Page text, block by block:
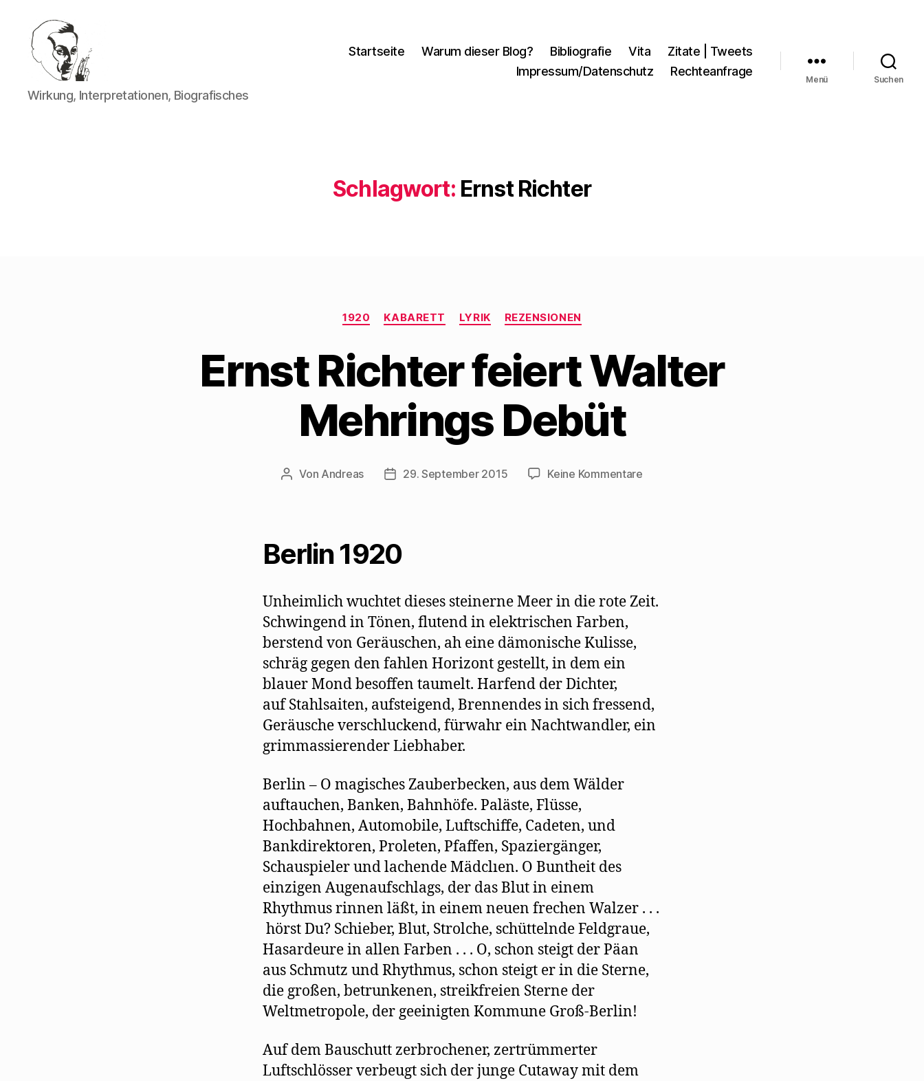
Walter
Mehring
Wirkung, Interpretationen, Biografisches
Startseite Warum dieser Blog? Bibliografie Vita
Zitate | Tweets
Impressum/Datenschutz
Rechteanfrage
Menü Suchen
Schlagwort: Ernst Richter
Kategorien
1920 KABARETT LYRIK REZENSIONEN
Ernst Richter feiert Walter
Mehrings Debüt
Beitragsautor
Von Andreas Beitragsdatum
29. September 2015 Keine Kommentarezu
Berlin 1920
Unheimlich wuchtet dieses steinerne Meer in die rote Zeit.
Schwingend in Tönen, ﬂutend in elektrischen Farben,
berstend von Geräuschen, ah eine dämonische Kulisse,
schräg gegen den fahlen Horizont gestellt, in dem ein
blauer Mond besoffen taumelt. Harfend der Dichter,
auf Stahlsaiten, aufsteigend, Brennendes in sich fressend,
Geräusche verschluckend, fürwahr ein Nachtwandler, ein
grimmassierender Liebhaber.
Berlin – O magisches Zauberbecken, aus dem Wälder
auftauchen, Banken, Bahnhöfe. Paläste, Flüsse,
Hochbahnen, Automobile, Luftschiffe, Cadeten, und
Bankdirektoren, Proleten, Pfaffen, Spaziergänger,
Schauspieler und lachende Mädclıen. O Buntheit des
einzigen Augenaufschlags, der das Blut in einem
Rhythmus rinnen läßt, in einem neuen frechen Walzer . . .
hörst Du? Schieber, Blut, Strolche, schüttelnde Feldgraue,
Hasardeure in allen Farben . . . O, schon steigt der Päan
aus Schmutz und Rhythmus, schon steigt er in die Sterne,
die großen, betrunkenen, streikfreien Sterne der
Weltmetropole, der geeinigten Kommune Groß-Berlin!
Auf dem Bauschutt zerbrochener, zertrümmerter
Luftschlösser verbeugt sich der junge Cutaway mit dem